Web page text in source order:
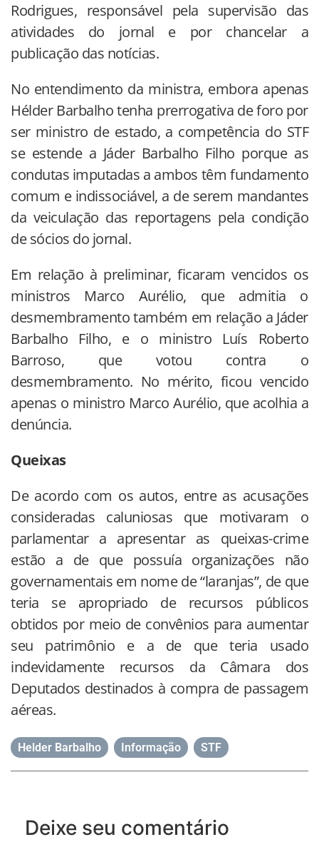
Rodrigues, responsável pela supervisão das
atividades do jornal e por chancelar a
publicação das notícias.
No entendimento da ministra, embora apenas
Hélder Barbalho tenha prerrogativa de foro por
ser ministro de estado, a competência do STF
se estende a Jáder Barbalho Filho porque as
condutas imputadas a ambos têm fundamento
comum e indissociável, a de serem mandantes
da veiculação das reportagens pela condição
de sócios do jornal.
Em relação à preliminar, ficaram vencidos os
ministros Marco Aurélio, que admitia o
desmembramento também em relação a Jáder
Barbalho Filho, e o ministro Luís Roberto
Barroso, que votou contra o
desmembramento. No mérito, ficou vencido
apenas o ministro Marco Aurélio, que acolhia a
denúncia.
Queixas
De acordo com os autos, entre as acusações
consideradas caluniosas que motivaram o
parlamentar a apresentar as queixas-crime
estão a de que possuía organizações não
governamentais em nome de “laranjas”, de que
teria se apropriado de recursos públicos
obtidos por meio de convênios para aumentar
seu patrimônio e a de que teria usado
indevidamente recursos da Câmara dos
Deputados destinados à compra de passagem
aéreas.
Helder Barbalho Informação STF
Deixe seu comentário